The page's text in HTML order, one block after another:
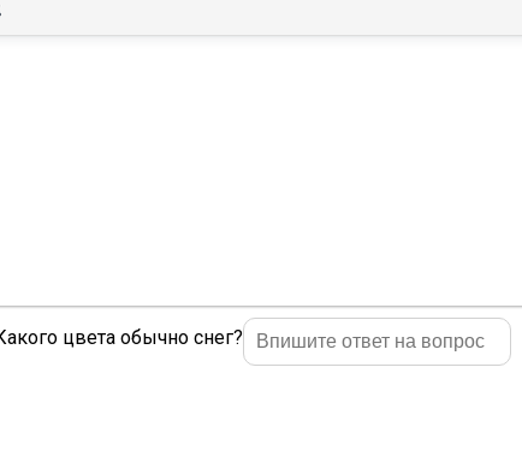
цвета обычно снег?